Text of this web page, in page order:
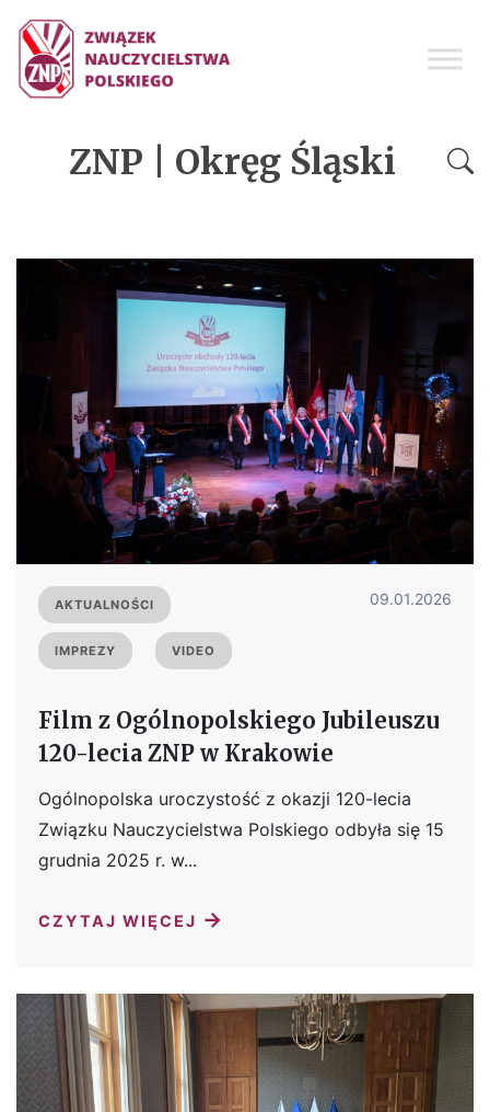
ZNP | Okręg Śląski
AKTUALNOŚCI
IMPREZY VIDEO
09.01.2026
Film z Ogólnopolskiego Jubileuszu
120-lecia ZNP w Krakowie
Ogólnopolska uroczystość z okazji 120-lecia
Związku Nauczycielstwa Polskiego odbyła się 15
grudnia 2025 r. w...
CZYTAJ WIĘCEJ →